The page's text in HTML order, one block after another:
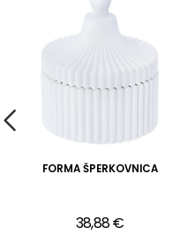
FORMA ŠPERKOVNICA
38,88 €